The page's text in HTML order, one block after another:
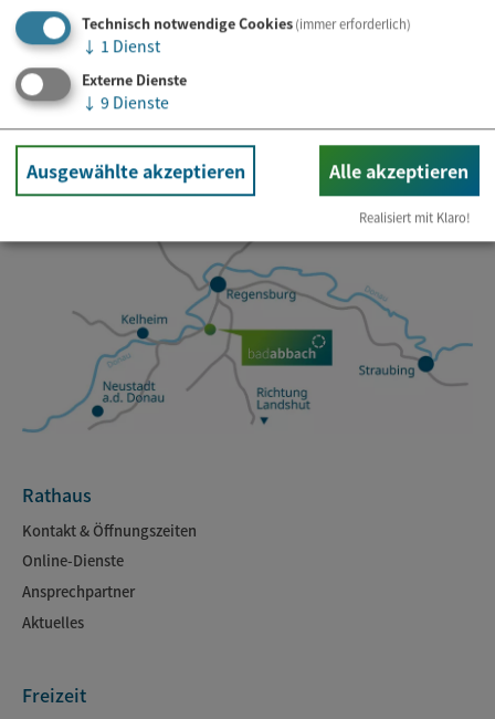
E-Mail*
Rathaus
Kontakt & Öffnungszeiten
Online-Dienste
Ansprechpartner
Aktuelles
Freizeit
Technisch notwendige Cookies(immer erforderlich)
↓ 1 Dienst
Externe Dienste
↓ 9 Dienste
Ausgewählte akzeptieren Alle akzeptieren
Realisiert mit Klaro!